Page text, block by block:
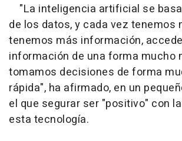
"La inteligencia artificial se
de los datos, y cada vez tenemos
tenemos más información,
información de una forma mucho
tomamos decisiones de forma
rápida", ha afirmado, en un
el que segurar ser "positivo" con
esta tecnología.